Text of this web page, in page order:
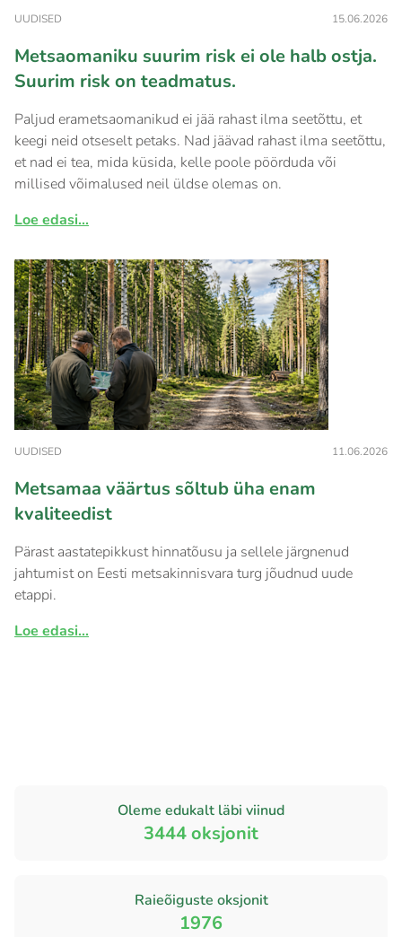
UUDISED 15.06.2026
Metsaomaniku suurim risk ei ole halb ostja.
Suurim risk on teadmatus.
Paljud erametsaomanikud ei jää rahast ilma seetõttu, et
keegi neid otseselt petaks. Nad jäävad rahast ilma seetõttu,
et nad ei tea, mida küsida, kelle poole pöörduda või
millised võimalused neil üldse olemas on.
Loe edasi...
UUDISED 11.06.2026
Metsamaa väärtus sõltub üha enam
kvaliteedist
Pärast aastatepikkust hinnatõusu ja sellele järgnenud
jahtumist on Eesti metsakinnisvara turg jõudnud uude
etappi.
Loe edasi...
Oleme edukalt läbi viinud
3444oksjonit
Raieõiguste oksjonit
1976